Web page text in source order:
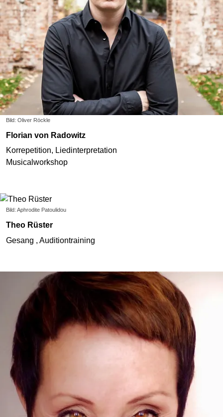
Bild: Oliver Röckle
Florian von Radowitz
Korrepetition, Liedinterpretation
Musicalworkshop
Bild: Aphrodite Patoulidou
Theo Rüster
Gesang , Auditiontraining